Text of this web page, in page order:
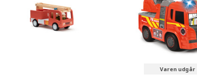
Varen udgår